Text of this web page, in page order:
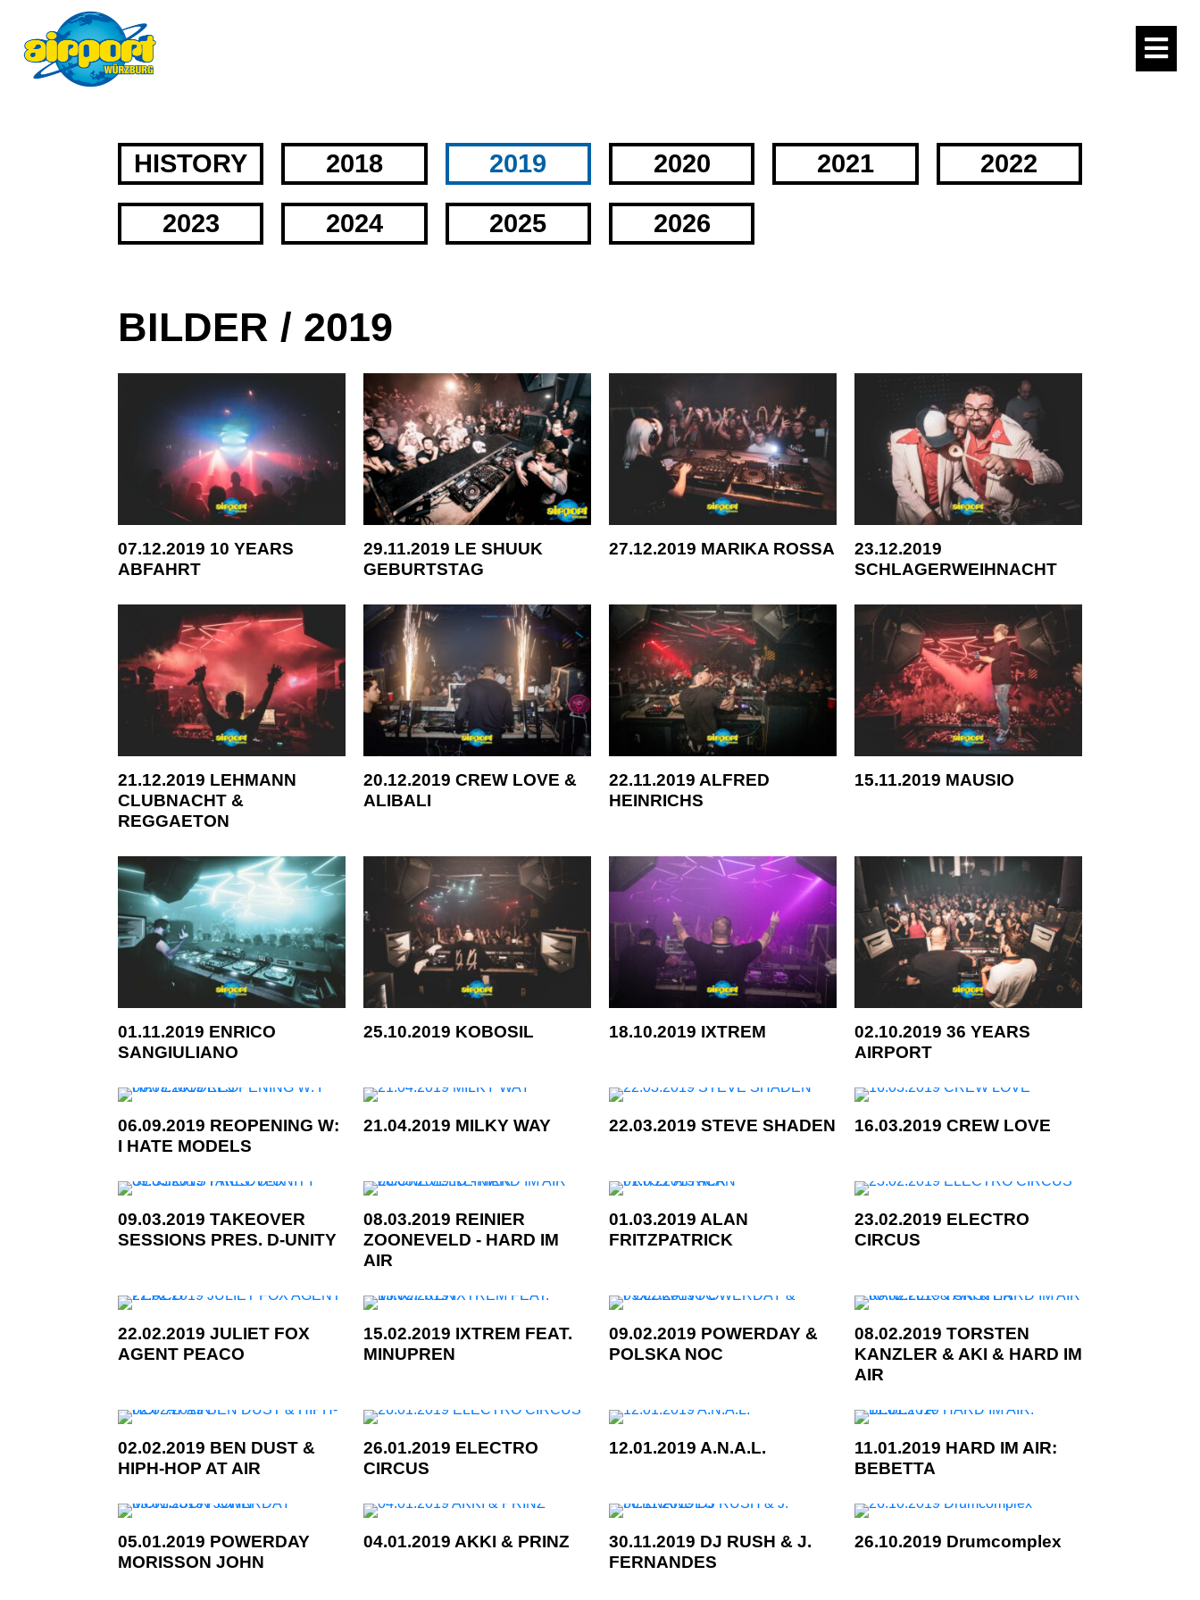
HISTORY 2018 2019 2020 2021 2022
2023 2024 2025 2026
BILDER / 2019
07.12.2019 10 YEARS
ABFAHRT
29.11.2019 LE SHUUK
GEBURTSTAG
27.12.2019 MARIKA ROSSA
23.12.2019
SCHLAGERWEIHNACHT
21.12.2019 LEHMANN
CLUBNACHT &
REGGAETON
20.12.2019 CREW LOVE &
ALIBALI
22.11.2019 ALFRED
HEINRICHS
15.11.2019 MAUSIO
01.11.2019 ENRICO
SANGIULIANO
25.10.2019 KOBOSIL 18.10.2019 IXTREM
02.10.2019 36 YEARS
AIRPORT
06.09.2019 REOPENING W:
I HATE MODELS
21.04.2019 MILKY WAY 22.03.2019 STEVE SHADEN 16.03.2019 CREW LOVE
09.03.2019 TAKEOVER
SESSIONS PRES. D-UNITY
08.03.2019 REINIER
ZOONEVELD - HARD IM
AIR
01.03.2019 ALAN
FRITZPATRICK
23.02.2019 ELECTRO
CIRCUS
22.02.2019 JULIET FOX
AGENT PEACO
15.02.2019 IXTREM FEAT.
MINUPREN
09.02.2019 POWERDAY &
POLSKA NOC
08.02.2019 TORSTEN
KANZLER & AKI & HARD IM
AIR
02.02.2019 BEN DUST &
HIPH-HOP AT AIR
26.01.2019 ELECTRO
CIRCUS
12.01.2019 A.N.A.L.
11.01.2019 HARD IM AIR:
BEBETTA
05.01.2019 POWERDAY
MORISSON JOHN
04.01.2019 AKKI & PRINZ
30.11.2019 DJ RUSH & J.
FERNANDES
26.10.2019 Drumcomplex